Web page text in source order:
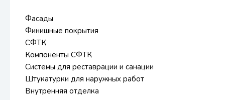
Фасады
Финишные покрытия
СФТК
Компоненты СФТК
Системы для реставрации и санации
Штукатурки для наружных работ
Внутренняя отделка